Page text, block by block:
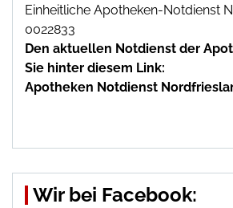
Einheitliche Apotheken-Notdienst
0022833
Den aktuellen Notdienst der
Sie hinter diesem Link:
Apotheken Notdienst
Wir bei Facebook: